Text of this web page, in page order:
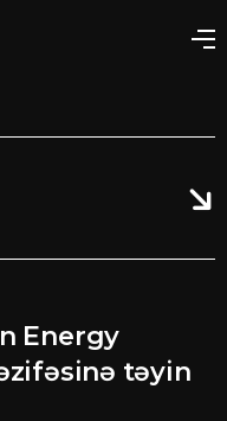
Energy
təyin